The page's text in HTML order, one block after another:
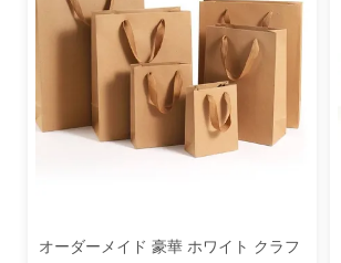
オーダーメイド 豪華 ホワイト クラフ